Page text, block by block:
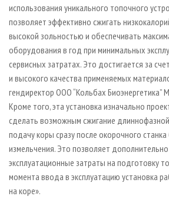
использования уникального топочного
позволяет эффективно сжигать
высокой зольностью и обеспечивать
оборудования в год при минимальных
сервисных затратах. Это достигается за
и высокого качества применяемых
гендиректор ООО “Кольбах Биоэнергетика”
Кроме того, эта установка изначально
сделать возможным сжигание
подачу коры сразу после окорочного
измельчения. Это позволяет
эксплуатационные затраты на подготовку
момента ввода в эксплуатацию установка
на коре».